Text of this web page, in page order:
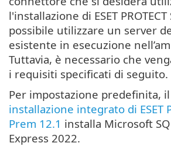
l'installazione di ESET PROTECT
possibile utilizzare un server
esistente in esecuzione
Tuttavia, è necessario che
i requisiti specificati di seguito.
Per impostazione predefinita, il
installazione integrato di ESET
Prem 12.1 installa Microsoft
Express 2022.